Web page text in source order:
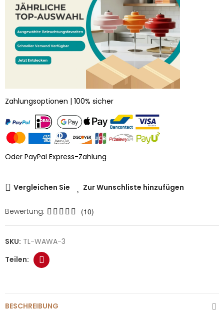
Zahlungsoptionen | 100% sicher
Oder PayPal Express-Zahlung
Vergleichen Sie Zur Wunschliste hinzufügen
Bewertung: (10)
SKU: TL-WAWA-3
BESCHREIBUNG